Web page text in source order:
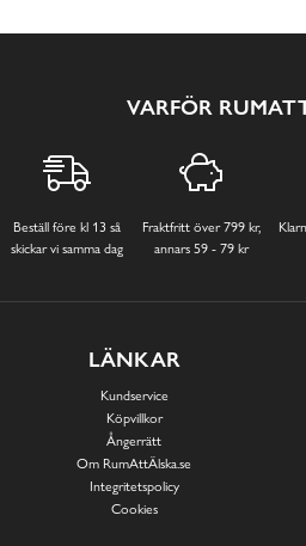
VARFÖR
Beställ före kl 13 så
skickar vi samma dag
Fraktfritt över 799 kr,
annars 59 - 79 kr
LÄNKAR
Kundservice
Köpvillkor
Ångerrätt
Om RumAttÄlska.se
Integritetspolicy
Cookies